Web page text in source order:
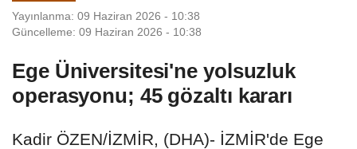
Yayınlanma: 09 Haziran 2026 - 10:38
Güncelleme: 09 Haziran 2026 - 10:38
Ege Üniversitesi'ne yolsuzluk
operasyonu; 45 gözaltı kararı
Kadir ÖZEN/İZMİR, (DHA)- İZMİR'de Ege